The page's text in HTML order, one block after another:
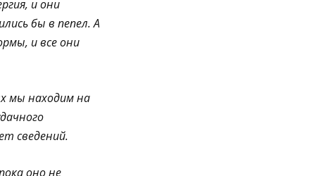
и они
бы в пепел. А
и все они
мы находим на
сведений.
оно не